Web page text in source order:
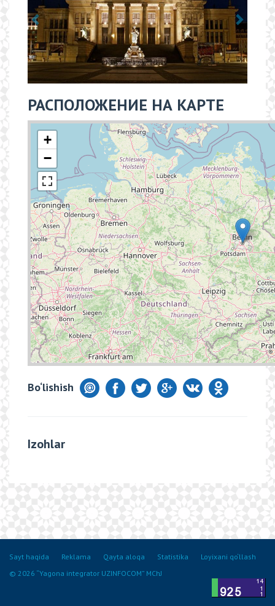
РАСПОЛОЖЕНИЕ НА КАРТЕ
+
−
Bo‘lishish
Izohlar
Sayt haqida Reklama Qayta aloqa Statistika
Loyixani qo‘llash
© 2026 “Yagona integrator UZINFOCOM” MChJ